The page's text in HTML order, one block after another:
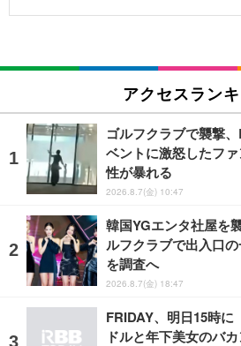
アクセスラン
ゴルフクラブで襲撃
ベントに激怒したフ
性が暴れる
2026.8.7(金) 10:47
韓国YGエンタ社屋を
ルフクラブで出入口
を調査へ
2026.8.7(金) 18:47
FRIDAY、明日15時に
ドルと年下美女のバ